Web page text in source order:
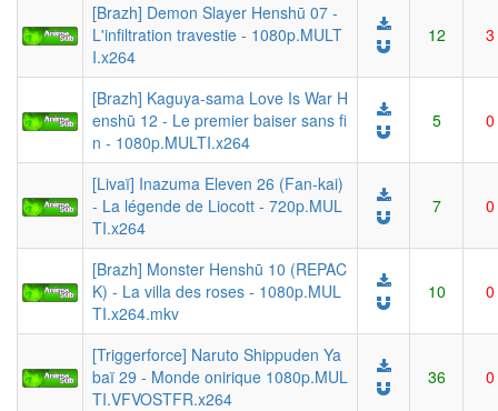
[Brazh] Demon Slayer Henshū 07 -
L'infiltration travestie - 1080p.MULT
I.x264
12 3
[Brazh] Kaguya-sama Love Is War H
enshū 12 - Le premier baiser sans fi
n - 1080p.MULTI.x264
5 0
[Livaï] Inazuma Eleven 26 (Fan-kai)
- La légende de Liocott - 720p.MUL
TI.x264
7 0
[Brazh] Monster Henshū 10 (REPAC
K) - La villa des roses - 1080p.MUL
TI.x264.mkv
10 0
[Triggerforce] Naruto Shippuden Ya
baï 29 - Monde onirique 1080p.MUL
TI.VFVOSTFR.x264
36 0